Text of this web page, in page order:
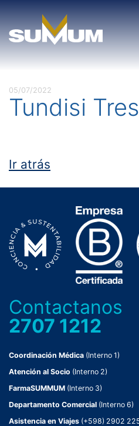
content
05/07/2022
Tundisi
Ir atrás
Contactanos
2707 1212
Coordinación Médica (Interno 1)
Atención al Socio (Interno 2)
FarmaSUMMUM (Interno 3)
Departamento Comercial (Interno 6)
Asistencia en Viajes (+598) 2902